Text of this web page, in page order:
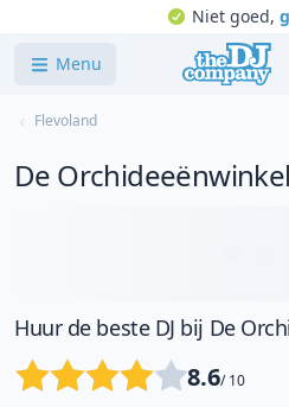
Niet goed,
Menu
Flevoland
De Orchideeënwinkel
Huur de beste DJ bij De
8.6/ 10